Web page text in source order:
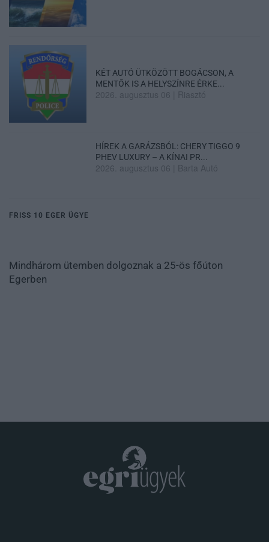
KÉT AUTÓ ÜTKÖZÖTT BOGÁCSON, A
MENTŐK IS A HELYSZÍNRE ÉRKE...
2026. augusztus 06 Riasztó
HÍREK A GARÁZSBÓL: CHERY TIGGO 9
PHEV LUXURY – A KÍNAI PR...
2026. augusztus 06 Barta Autó
FRISS 10 EGER ÜGYE
Mindhárom ütemben dolgoznak a 25-ös főúton
Egerben